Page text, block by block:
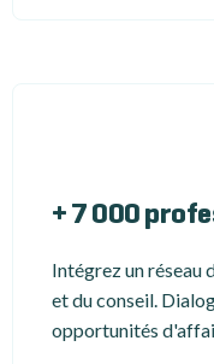
+ 7 000
Intégrez un réseau
et du conseil.
opportunités